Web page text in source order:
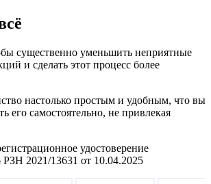
существенно уменьшить неприятные
и сделать этот процесс более
настолько простым и удобным, что вы
его самостоятельно, не привлекая
удостоверение
РЗН 2021/13631 от 10.04.2025